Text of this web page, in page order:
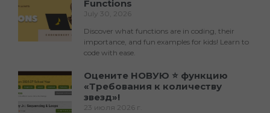
Functions
July 30, 2026
Discover what functions are in coding, their
importance, and fun examples for kids! Learn to
code with ease.
Оцените НОВУЮ ⭐ функцию
«Требования к количеству
звезд»!
23 июля 2026 г.